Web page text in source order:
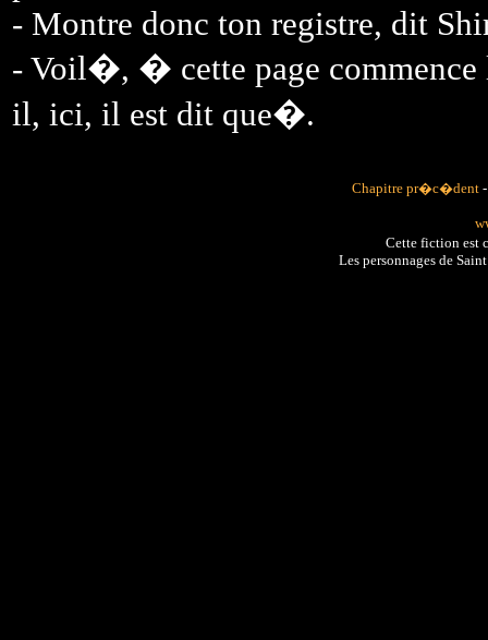
- Montre donc ton registre, dit
- Voil�, � cette page commence
il, ici, il est dit que�.
Chapitre pr�c�dent
Cette fiction est
Les personnages de